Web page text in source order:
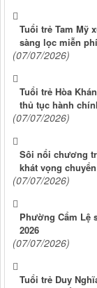
Tuổi trẻ Tam Mỹ
sàng lọc miễn
(07/07/2026)
Tuổi trẻ Hòa
thủ tục hành
(07/07/2026)
Sôi nổi chương
khát vọng
(07/07/2026)
Phường Cẩm Lệ
2026
(07/07/2026)
Tuổi trẻ Duy